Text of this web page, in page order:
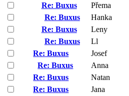
Re: Buxus
Přema
Re: Buxus
Hanka
Re: Buxus
Leny
Re: Buxus
Ll
Re: Buxus
Josef
Re: Buxus
Anna
Re: Buxus
Natan
Re: Buxus
Jana